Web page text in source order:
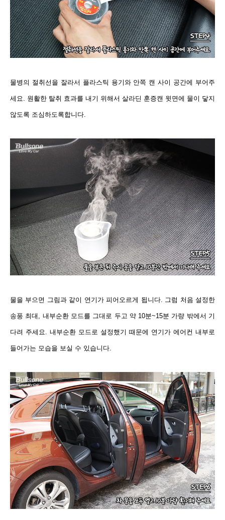
물병의 절취선을 잘라서 플라스틱 용기와 안쪽 캔 사이 공간에 부어주
세요. 원활한 탈취 효과를 내기 위해서 살라딘 훈증캔 윗면에 물이 닿지
않도록 조심하도록합니다.
물을 부으면 그림과 같이 연기가 피어오르게 됩니다. 그럼 처음 설정한
송풍 최대, 내부순환 모드를 그대로 두고 약 10분~15분 가량 밖에서 기
다려 주세요. 내부순환 모드로 설정했기 때문에 연기가 에어컨 내부로
들어가는 모습을 보실 수 있습니다.